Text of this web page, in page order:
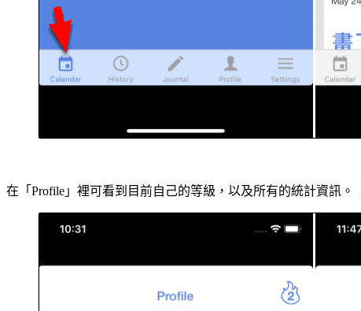
在「Profile」裡可看到目前自己的等級，以及所有的統計資訊。